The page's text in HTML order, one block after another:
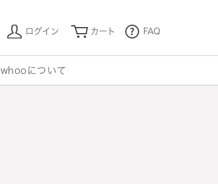
ログイン カート FAQ
whooについて